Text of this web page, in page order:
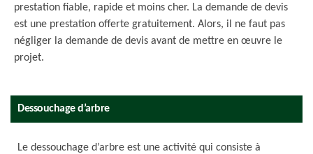
prestation fiable, rapide et moins cher. La demande de devis
est une prestation offerte gratuitement. Alors, il ne faut pas
négliger la demande de devis avant de mettre en œuvre le
projet.
Dessouchage d’arbre
Le dessouchage d’arbre est une activité qui consiste à